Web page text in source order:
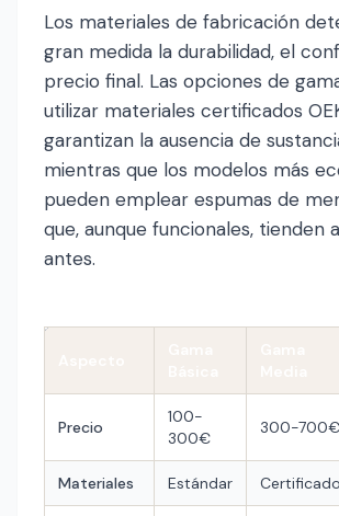
Los materiales de fabricación
gran medida la durabilidad, el
precio final. Las opciones de
utilizar materiales certificados
garantizan la ausencia de
mientras que los modelos más
pueden emplear espumas de
que, aunque funcionales, tienden
antes.
Precio
100-
300€
300-700€
Materiales Estándar